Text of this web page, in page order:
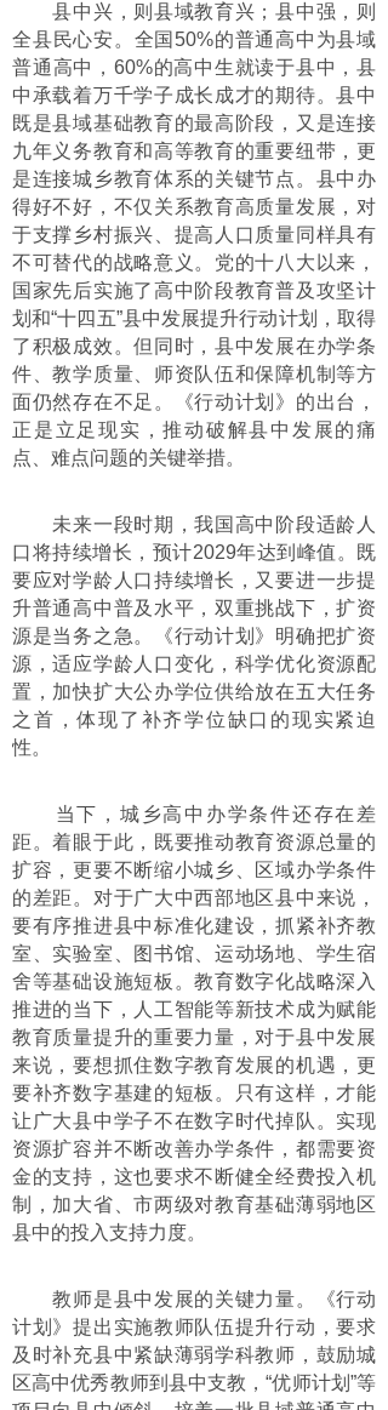
县中兴，则县域教育兴；县中强，则
全县民心安。全国50%的普通高中为县域
普通高中，60%的高中生就读于县中，县
中承载着万千学子成长成才的期待。县中
既是县域基础教育的最高阶段，又是连接
九年义务教育和高等教育的重要纽带，更
是连接城乡教育体系的关键节点。县中办
得好不好，不仅关系教育高质量发展，对
于支撑乡村振兴、提高人口质量同样具有
不可替代的战略意义。党的十八大以来，
国家先后实施了高中阶段教育普及攻坚计
划和“十四五”县中发展提升行动计划，取得
了积极成效。但同时，县中发展在办学条
件、教学质量、师资队伍和保障机制等方
面仍然存在不足。《行动计划》的出台，
正是立足现实，推动破解县中发展的痛
点、难点问题的关键举措。
未来一段时期，我国高中阶段适龄人
口将持续增长，预计2029年达到峰值。既
要应对学龄人口持续增长，又要进一步提
升普通高中普及水平，双重挑战下，扩资
源是当务之急。《行动计划》明确把扩资
源，适应学龄人口变化，科学优化资源配
置，加快扩大公办学位供给放在五大任务
之首，体现了补齐学位缺口的现实紧迫
性。
当下，城乡高中办学条件还存在差
距。着眼于此，既要推动教育资源总量的
扩容，更要不断缩小城乡、区域办学条件
的差距。对于广大中西部地区县中来说，
要有序推进县中标准化建设，抓紧补齐教
室、实验室、图书馆、运动场地、学生宿
舍等基础设施短板。教育数字化战略深入
推进的当下，人工智能等新技术成为赋能
教育质量提升的重要力量，对于县中发展
来说，要想抓住数字教育发展的机遇，更
要补齐数字基建的短板。只有这样，才能
让广大县中学子不在数字时代掉队。实现
资源扩容并不断改善办学条件，都需要资
金的支持，这也要求不断健全经费投入机
制，加大省、市两级对教育基础薄弱地区
县中的投入支持力度。
教师是县中发展的关键力量。《行动
计划》提出实施教师队伍提升行动，要求
及时补充县中紧缺薄弱学科教师，鼓励城
区高中优秀教师到县中支教，“优师计划”等